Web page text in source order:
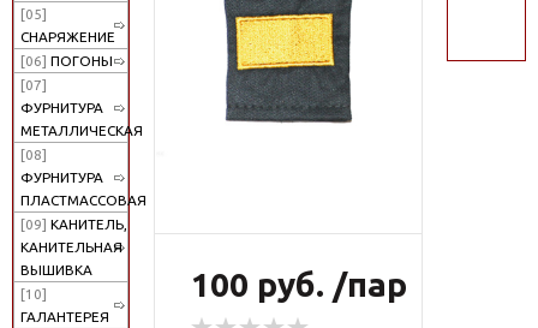
[05]
СНАРЯЖЕНИЕ
[06] ПОГОНЫ
[07]
ФУРНИТУРА
МЕТАЛЛИЧЕСКАЯ
[08]
ФУРНИТУРА
ПЛАСТМАССОВАЯ
[09] КАНИТЕЛЬ,
КАНИТЕЛЬНАЯ
ВЫШИВКА
[10]
ГАЛАНТЕРЕЯ
100 руб. /пар